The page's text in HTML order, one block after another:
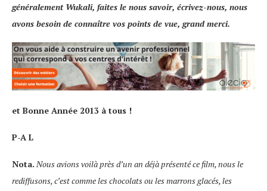
généralement Wukali, faites le nous savoir, écrivez-nous, nous
avons besoin de connaître vos points de vue, grand merci.
et Bonne Année 2013 à tous !
P-A L
Nota. Nous avions voilà près d’un an déjà présenté ce film, nous le
rediffusons, c’est comme les chocolats ou les marrons glacés, les